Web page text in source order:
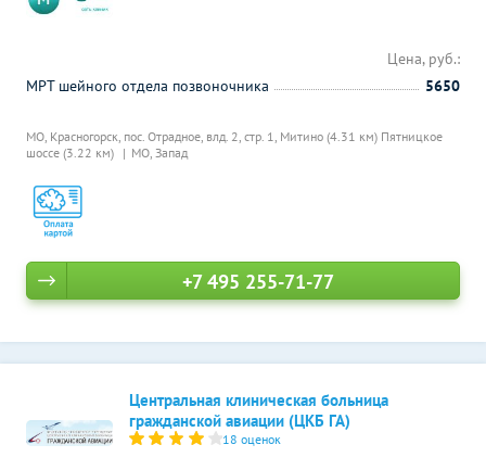
МО, Красногорск, пос. Отрадное, влд. 2, стр. 1, Митино (4.31 км) Пятницкое
шоссе (3.22 км)
МО, Запад
Цена, руб.:
МРТ шейного отдела позвоночника
5650
+7 495 255-71-77
Центральная клиническая больница
гражданской авиации (ЦКБ ГА)
18 оценок